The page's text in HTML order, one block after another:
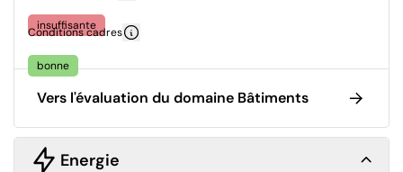
insuffisante
Conditions cadres
bonne
Vers l'évaluation du domaine Bâtiments
Energie